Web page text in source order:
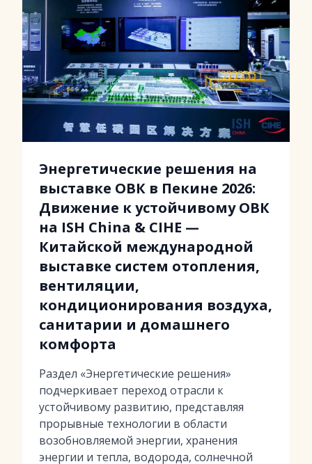
Энергетические решения на
выставке ОВК в Пекине 2026:
Движение к устойчивому ОВК
на ISH China & CIHE —
Китайской международной
выставке систем отопления,
вентиляции,
кондиционирования воздуха,
санитарии и домашнего
комфорта
Раздел «Энергетические решения»
подчеркивает переход отрасли к
устойчивому развитию, представляя
прорывные технологии в области
возобновляемой энергии, хранения
энергии и тепла, водорода, солнечной